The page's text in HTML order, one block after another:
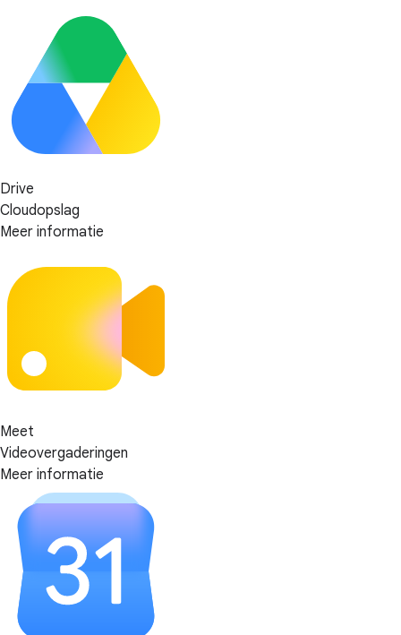
Drive
Cloudopslag
Meer informatie
Meet
Videovergaderingen
Meer informatie